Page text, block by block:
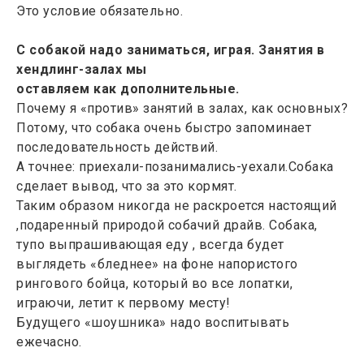
Это условие обязательно.
С собакой надо заниматься, играя. Занятия в
хендлинг-залах мы
оставляем как дополнительные.
Почему я «против» занятий в залах, как основных?
Потому, что собака очень быстро запоминает
последовательность действий.
А точнее: приехали-позанимались-уехали.Собака
сделает вывод, что за это кормят.
Таким образом никогда не раскроется настоящий
,подаренный природой собачий драйв. Собака,
тупо выпрашивающая еду , всегда будет
выглядеть «бледнее» на фоне напористого
рингового бойца, который во все лопатки,
играючи, летит к первому месту!
Будущего «шоушника» надо воспитывать
ежечасно.